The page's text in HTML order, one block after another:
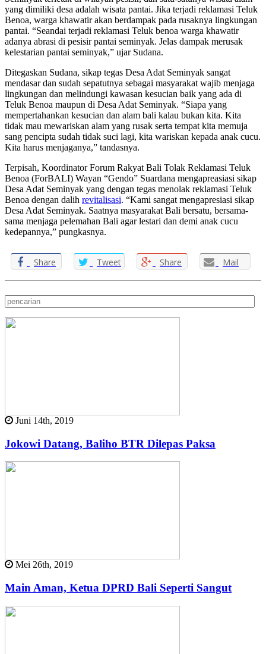
yang dimiliki desa adalah wisata pantai. Jika terjadi reklamasi Teluk
Benoa, warga khawatir akan berdampak pada rusaknya lingkungan
pantai. “Seandai terjadi reklamasi Teluk benoa warga khawatir
adanya abrasi di pesisir pantai seminyak. Jelas dampak merusak
kelestarian pantai seminyak,” ujar Sudana.
Ditegaskan Sudana, sikap tegas Desa Adat Seminyak sangat
mendasar dan sudah sepatutnya sebagai masyarakat wajib menjaga
lingkungan dan melindungi kawasan kesucian baik yang ada di
Teluk Benoa maupun di Desa Adat Seminyak. “Siapa yang
mempertahankan kesucian dan alam bali kalau bukan kita. Kita
tidak mau mewariskan alam yang rusak serta tempat kita memuja
sang pencipta sudah tidak suci lagi, kita wariskan kepada anak cucu.
Kita harus menjaganya,” tandasnya.
Terpisah, Koordinator Forum Rakyat Bali Tolak Reklamasi Teluk
Benoa (ForBALI) Wayan “Gendo” Suardana mengapreasiasi sikap
Desa Adat Seminyak yang dengan tegas menolak reklamasi Teluk
Benoa dengan dalih revitalisasi. “Kami sangat mengapresiasi sikap
Desa Adat Seminyak. Saatnya masyarakat Bali bersatu, bersama-
sama menjaga pelemahan Bali agar lestari dan demi anak cucu
kedepannya,” pungkasnya.
Share Tweet Share Mail
Juni 14th, 2019
Jokowi Datang, Baliho BTR Dilepas Paksa
Mei 26th, 2019
Main Aman, Ketua DPRD Bali Seperti Sangut